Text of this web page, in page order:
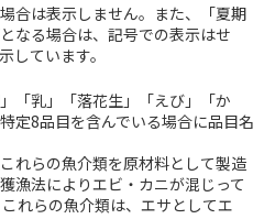
合は表示しません。また、「夏期
なる場合は、記号での表示はせ
しています。
「乳」「落花生」「えび」「か
定8品目を含んでいる場合に品目名
れらの魚介類を原材料として製造
漁法によりエビ・カニが混じって
れらの魚介類は、エサとしてエ